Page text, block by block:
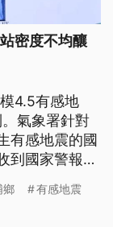
密度不均釀
4.5有感地
氣象署針對
有感地震的國
到國家警報，
地震中心解
誤判，想要徹
鄉
有感地震